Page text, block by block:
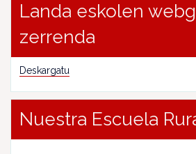
Landa eskolen
zerrenda
Deskargatu
Nuestra Escuela